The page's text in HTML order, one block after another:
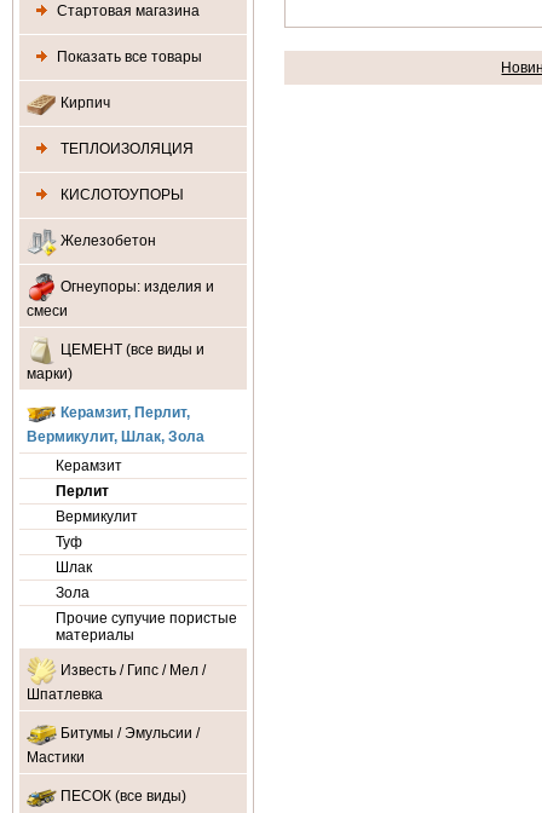
Стартовая магазина
Показать все товары
Кирпич
ТЕПЛОИЗОЛЯЦИЯ
КИСЛОТОУПОРЫ
Железобетон
Огнеупоры: изделия и
смеси
ЦЕМЕНТ (все виды и
марки)
Керамзит, Перлит,
Вермикулит, Шлак, Зола
Керамзит
Перлит
Вермикулит
Туф
Шлак
Зола
Прочие супучие пористые
материалы
Известь / Гипс / Мел /
Шпатлевка
Битумы / Эмульсии /
Мастики
ПЕСОК (все виды)